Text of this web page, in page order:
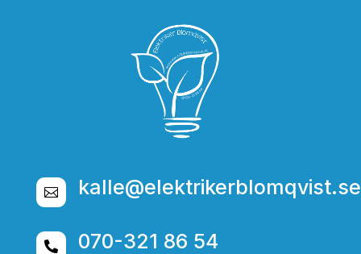
 kalle@elektrikerblomqvist.se
 070-321 86 54